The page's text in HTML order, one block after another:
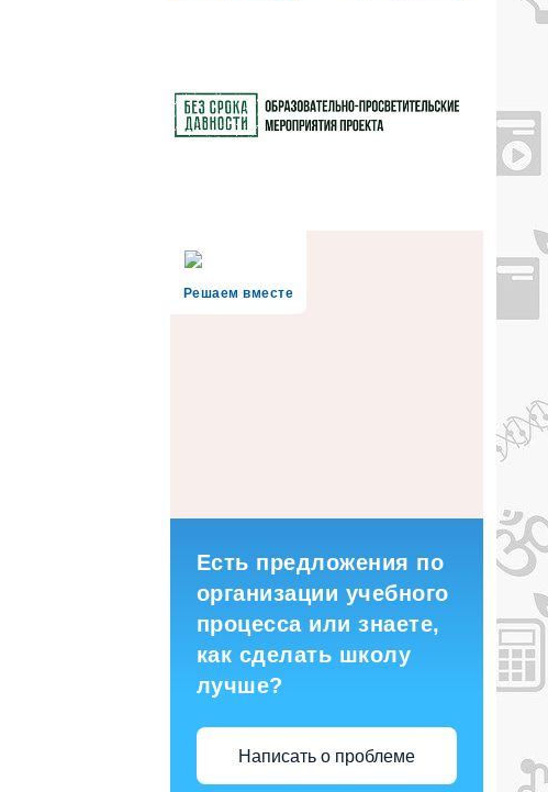
Решаем вместе
Есть предложения по
организации учебного
процесса или знаете,
как сделать школу
лучше?
Написать о проблеме